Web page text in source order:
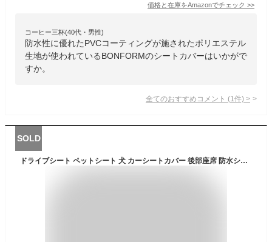
価格と在庫をAmazonでチェック >>
コーヒー三杯(40代・男性)
防水性に優れたPVCコーティングが施されたポリエステル
生地が使われているBONFORMのシートカバーはいかがで
すか。
全てのおすすめコメント (1 件) >
SOLD
ドライブシート ペットシート 犬 カーシートカバー 後部座席 防水シート トランクマット ペット用品(雲柄ブラウン, 130x150x55cm)